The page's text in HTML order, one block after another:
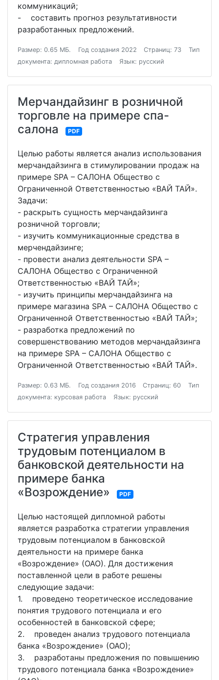
коммуникаций;
- составить прогноз результативности
разработанных предложений.
Размер: 0.65 МБ. Год создания 2022 Страниц: 73
Тип
документа: дипломная работа
Язык: русский
Мерчандайзинг в розничной
торговле на примере спа-
салона
PDF
Целью работы является анализ использования
мерчандайзинга в стимулировании продаж на
примере SPA – САЛОНА Общество с
Ограниченной Ответственностью «ВАЙ ТАЙ».
Задачи:
- раскрыть сущность мерчандайзинга
розничной торговли;
- изучить коммуникационные средства в
мерчендайзинге;
- провести анализ деятельности SPA –
САЛОНА Общество с Ограниченной
Ответственностью «ВАЙ ТАЙ»;
- изучить принципы мерчандайзинга на
примере магазина SPA – САЛОНА Общество с
Ограниченной Ответственностью «ВАЙ ТАЙ»;
- разработка предложений по
совершенствованию методов мерчандайзинга
на примере SPA – САЛОНА Общество с
Ограниченной Ответственностью «ВАЙ ТАЙ».
Размер: 0.63 МБ. Год создания 2016 Страниц: 60
Тип
документа: курсовая работа
Язык: русский
Стратегия управления
трудовым потенциалом в
банковской деятельности на
примере банка
«Возрождение»
PDF
Целью настоящей дипломной работы
является разработка стратегии управления
трудовым потенциалом в банковской
деятельности на примере банка
«Возрождение» (ОАО). Для достижения
поставленной цели в работе решены
следующие задачи:
1. проведено теоретическое исследование
понятия трудового потенциала и его
особенностей в банковской сфере;
2. проведен анализ трудового потенциала
банка «Возрождение» (ОАО);
3. разработаны предложения по повышению
трудового потенциала банка «Возрождение»